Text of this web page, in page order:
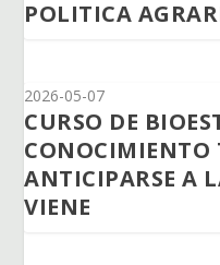
POLITICA
2026-05-07
CURSO DE
CONOCIMIENTO
ANTICIPARSE A
VIENE